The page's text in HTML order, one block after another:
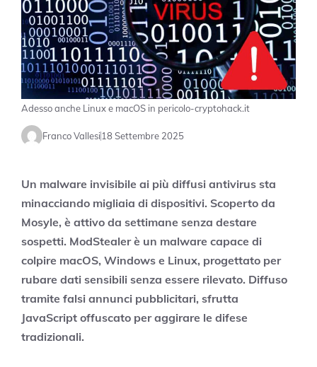
Adesso anche Linux e macOS in pericolo-cryptohack.it
Franco Vallesi18 Settembre 2025
Un malware invisibile ai più diffusi antivirus sta
minacciando migliaia di dispositivi. Scoperto da
Mosyle, è attivo da settimane senza destare
sospetti. ModStealer è un malware capace di
colpire macOS, Windows e Linux, progettato per
rubare dati sensibili senza essere rilevato. Diffuso
tramite falsi annunci pubblicitari, sfrutta
JavaScript offuscato per aggirare le difese
tradizionali.